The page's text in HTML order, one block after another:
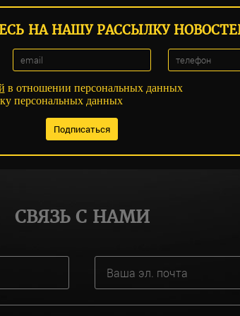
НА НАШУ РАССЫЛКУ
в отношении персональных данных
персональных данных
СВЯЗЬ С НАМИ